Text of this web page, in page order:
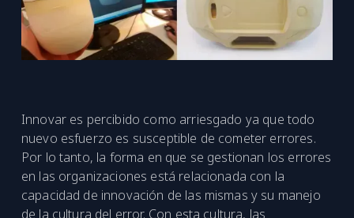
Innovar es percibido como arriesgado ya que todo
nuevo esfuerzo es susceptible de cometer errores.
Por lo tanto, la forma en que se gestionan los errores
en las organizaciones está relacionada con la
capacidad de innovación de las mismas y su manejo
de la cultura del error. Con esta cultura, las